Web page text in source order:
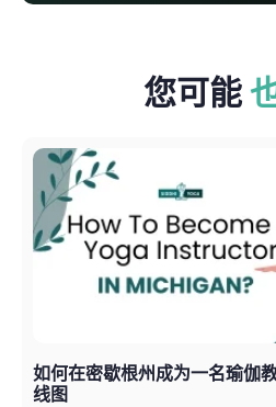
您可能
如何在密歇根州成为一名瑜伽
线图